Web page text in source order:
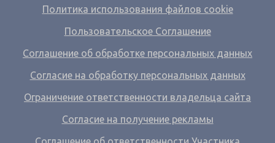
Политика использования файлов cookie
Пользовательское Соглашение
Соглашение об обработке персональных данных
Согласие на обработку персональных данных
Ограничение ответственности владельца сайта
Согласие на получение рекламы